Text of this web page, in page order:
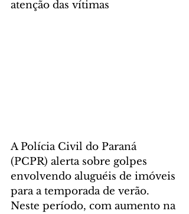
atenção das vítimas
A Polícia Civil do Paraná
(PCPR) alerta sobre golpes
envolvendo aluguéis de imóveis
para a temporada de verão.
Neste período, com aumento na